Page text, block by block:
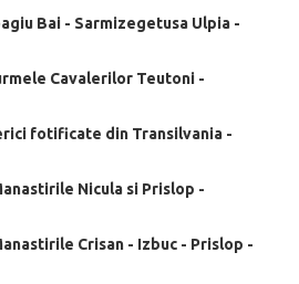
Bai - Sarmizegetusa Ulpia -
Cavalerilor Teutoni -
fotificate din Transilvania -
Nicula si Prislop -
Crisan - Izbuc - Prislop -